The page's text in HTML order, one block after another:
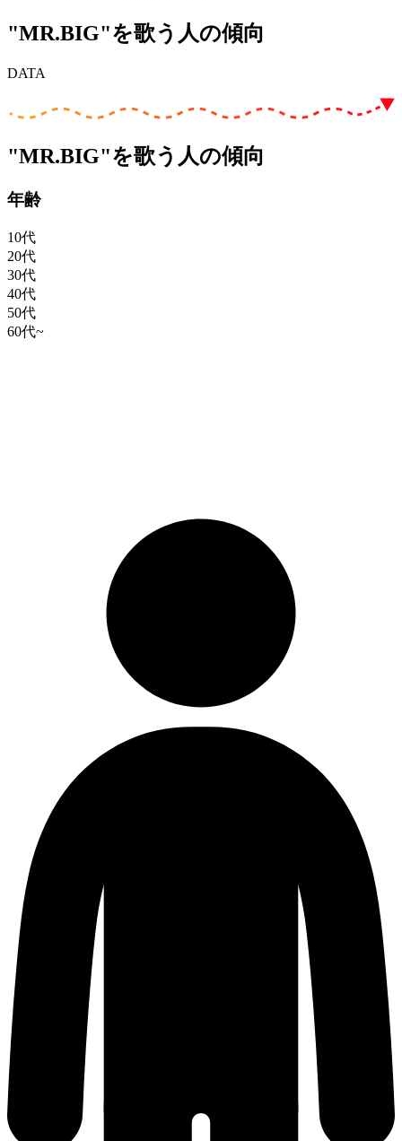
"MR.BIG"を歌う人の傾向
DATA
"MR.BIG"を歌う人の傾向
年齢
10代
20代
30代
40代
50代
60代~